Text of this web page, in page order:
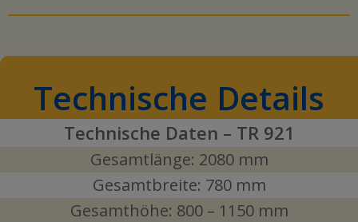
Technische Details
Technische Daten – TR 921
Gesamtlänge: 2080 mm
Gesamtbreite: 780 mm
Gesamthöhe: 800 – 1150 mm